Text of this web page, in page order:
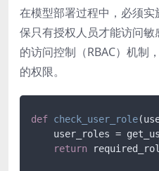
在模型部署过程中，必须
保只有授权人员才能访问
的访问控制（RBAC）机制
的权限。
def check_user_role(
user_roles =
return